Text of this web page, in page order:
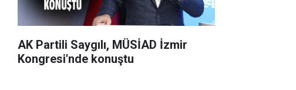
AK Partili Saygılı, MÜSİAD İzmir
Kongresi'nde konuştu